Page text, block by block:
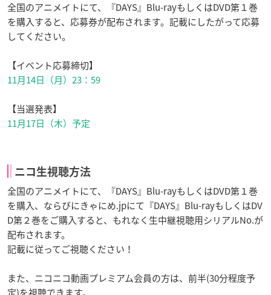
全国のアニメイトにて、『DAYS』Blu-rayもしくはDVD第１巻
を購入すると、応募券が配布されます。記載にしたがって応募
してください。
【イベント応募締切】
11月14日（月）23：59
【当選発表】
11月17日（木）予定
ニコ生視聴方法
全国のアニメイトにて、『DAYS』Blu-rayもしくはDVD第１巻
を購入、ならびにきゃにめ.jpにて『DAYS』Blu-rayもしくはDV
D第２巻をご購入すると、もれなく生中継視聴用シリアルNo.が
配布されます。
記載に従ってご視聴ください！
また、ニコニコ動画プレミアム会員の方は、前半(30分程度予